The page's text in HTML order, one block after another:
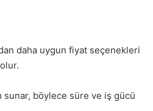
daha uygun fiyat seçenekleri
böylece süre ve iş gücü